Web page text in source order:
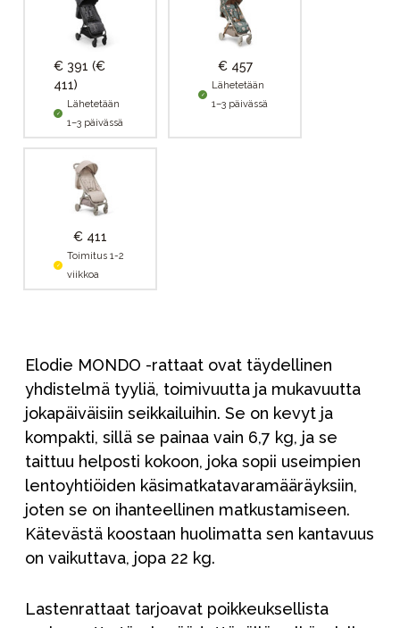
€ 391 (€
411)
Lähetetään
1–3 päivässä
€ 457
Lähetetään
1–3 päivässä
€ 411
Toimitus 1-2
viikkoa
Elodie MONDO -rattaat ovat täydellinen
yhdistelmä tyyliä, toimivuutta ja mukavuutta
jokapäiväisiin seikkailuihin. Se on kevyt ja
kompakti, sillä se painaa vain 6,7 kg, ja se
taittuu helposti kokoon, joka sopii useimpien
lentoyhtiöiden käsimatkatavaramääräyksiin,
joten se on ihanteellinen matkustamiseen.
Kätevästä koostaan huolimatta sen kantavuus
on vaikuttava, jopa 22 kg.
Lastenrattaat tarjoavat poikkeuksellista